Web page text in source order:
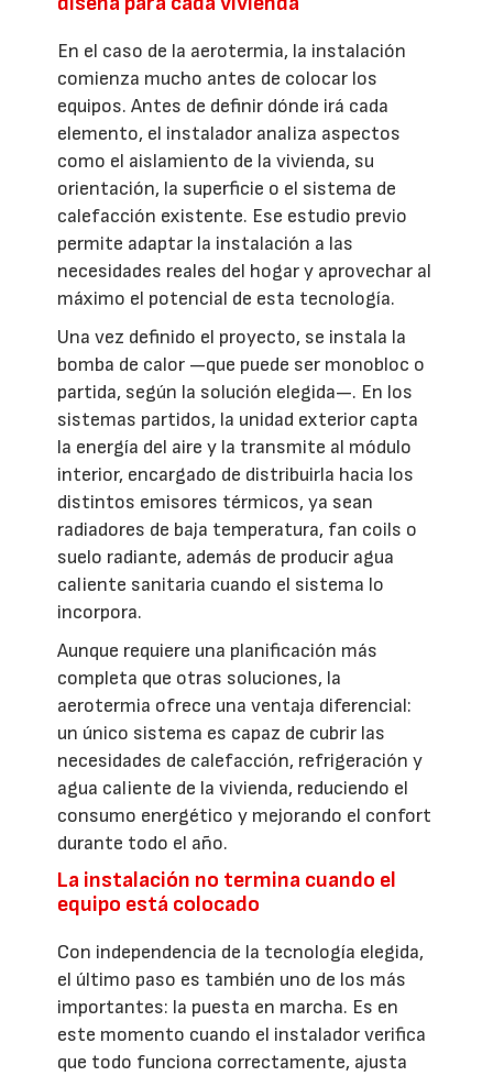
En el caso de la aerotermia, la instalación
comienza mucho antes de colocar los
equipos. Antes de definir dónde irá cada
elemento, el instalador analiza aspectos
como el aislamiento de la vivienda, su
orientación, la superficie o el sistema de
calefacción existente. Ese estudio previo
permite adaptar la instalación a las
necesidades reales del hogar y aprovechar al
máximo el potencial de esta tecnología.
Una vez definido el proyecto, se instala la
bomba de calor —que puede ser monobloc o
partida, según la solución elegida—. En los
sistemas partidos, la unidad exterior capta
la energía del aire y la transmite al módulo
interior, encargado de distribuirla hacia los
distintos emisores térmicos, ya sean
radiadores de baja temperatura, fan coils o
suelo radiante, además de producir agua
caliente sanitaria cuando el sistema lo
incorpora.
Aunque requiere una planificación más
completa que otras soluciones, la
aerotermia ofrece una ventaja diferencial:
un único sistema es capaz de cubrir las
necesidades de calefacción, refrigeración y
agua caliente de la vivienda, reduciendo el
consumo energético y mejorando el confort
durante todo el año.
La instalación no termina cuando el
equipo está colocado
Con independencia de la tecnología elegida,
el último paso es también uno de los más
importantes: la puesta en marcha. Es en
este momento cuando el instalador verifica
que todo funciona correctamente, ajusta